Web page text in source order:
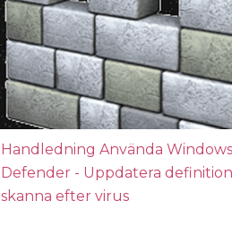
Handledning Använda Windows
Defender - Uppdatera
skanna efter virus